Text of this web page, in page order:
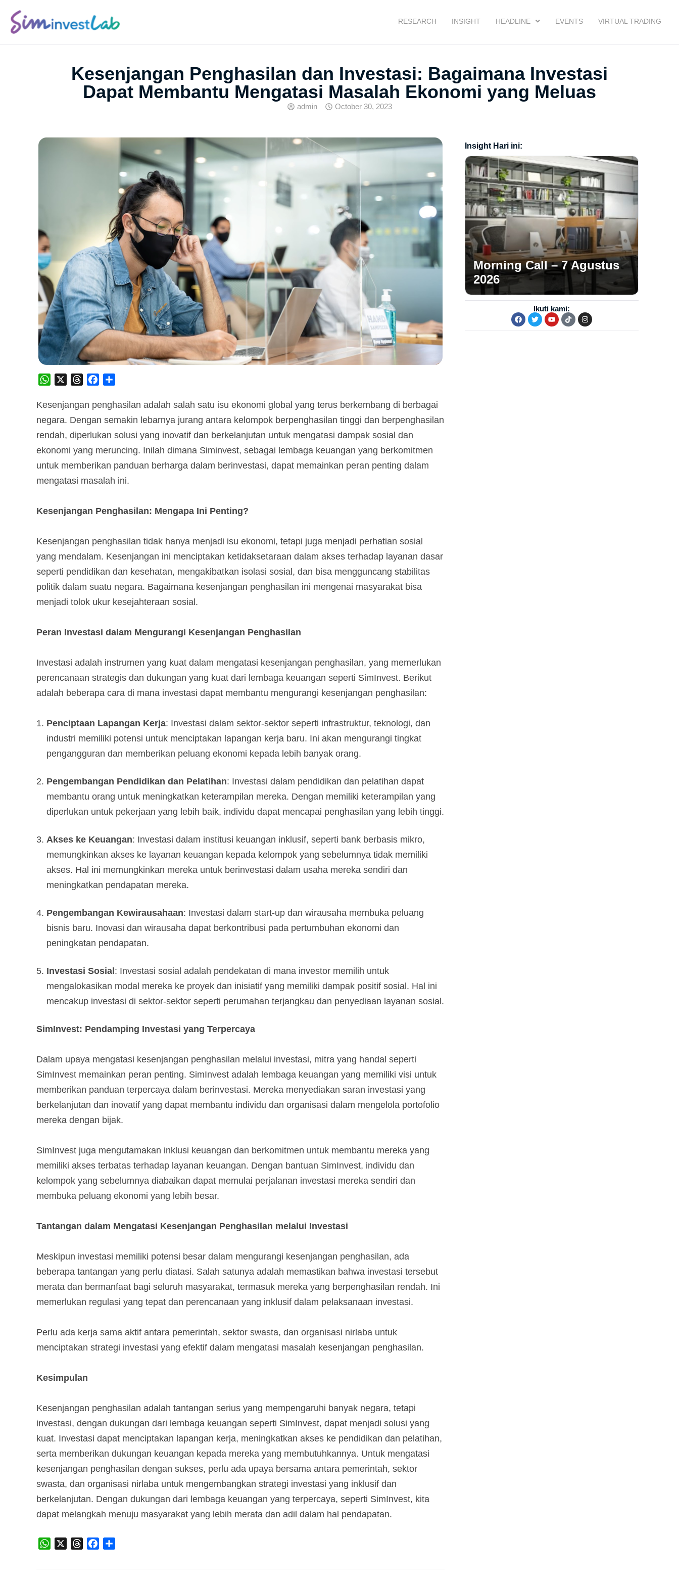
RESEARCH INSIGHT HEADLINE EVENTS VIRTUAL TRADING
Kesenjangan Penghasilan dan Investasi: Bagaimana Investasi
Dapat Membantu Mengatasi Masalah Ekonomi yang Meluas
admin October 30, 2023
WhatsApp ThreadsFacebook
Kesenjangan penghasilan adalah salah satu isu ekonomi global yang terus berkembang di berbagai
negara. Dengan semakin lebarnya jurang antara kelompok berpenghasilan tinggi dan berpenghasilan
rendah, diperlukan solusi yang inovatif dan berkelanjutan untuk mengatasi dampak sosial dan
ekonomi yang meruncing. Inilah dimana Siminvest, sebagai lembaga keuangan yang berkomitmen
untuk memberikan panduan berharga dalam berinvestasi, dapat memainkan peran penting dalam
mengatasi masalah ini.
Kesenjangan Penghasilan: Mengapa Ini Penting?
Kesenjangan penghasilan tidak hanya menjadi isu ekonomi, tetapi juga menjadi perhatian sosial
yang mendalam. Kesenjangan ini menciptakan ketidaksetaraan dalam akses terhadap layanan dasar
seperti pendidikan dan kesehatan, mengakibatkan isolasi sosial, dan bisa mengguncang stabilitas
politik dalam suatu negara. Bagaimana kesenjangan penghasilan ini mengenai masyarakat bisa
menjadi tolok ukur kesejahteraan sosial.
Peran Investasi dalam Mengurangi Kesenjangan Penghasilan
Investasi adalah instrumen yang kuat dalam mengatasi kesenjangan penghasilan, yang memerlukan
perencanaan strategis dan dukungan yang kuat dari lembaga keuangan seperti SimInvest. Berikut
adalah beberapa cara di mana investasi dapat membantu mengurangi kesenjangan penghasilan:
Penciptaan Lapangan Kerja: Investasi dalam sektor-sektor seperti infrastruktur, teknologi, dan
industri memiliki potensi untuk menciptakan lapangan kerja baru. Ini akan mengurangi tingkat
pengangguran dan memberikan peluang ekonomi kepada lebih banyak orang.
Pengembangan Pendidikan dan Pelatihan: Investasi dalam pendidikan dan pelatihan dapat
membantu orang untuk meningkatkan keterampilan mereka. Dengan memiliki keterampilan yang
diperlukan untuk pekerjaan yang lebih baik, individu dapat mencapai penghasilan yang lebih tinggi.
Akses ke Keuangan: Investasi dalam institusi keuangan inklusif, seperti bank berbasis mikro,
memungkinkan akses ke layanan keuangan kepada kelompok yang sebelumnya tidak memiliki
akses. Hal ini memungkinkan mereka untuk berinvestasi dalam usaha mereka sendiri dan
meningkatkan pendapatan mereka.
Pengembangan Kewirausahaan: Investasi dalam start-up dan wirausaha membuka peluang
bisnis baru. Inovasi dan wirausaha dapat berkontribusi pada pertumbuhan ekonomi dan
peningkatan pendapatan.
Investasi Sosial: Investasi sosial adalah pendekatan di mana investor memilih untuk
mengalokasikan modal mereka ke proyek dan inisiatif yang memiliki dampak positif sosial. Hal ini
mencakup investasi di sektor-sektor seperti perumahan terjangkau dan penyediaan layanan sosial.
SimInvest: Pendamping Investasi yang Terpercaya
Dalam upaya mengatasi kesenjangan penghasilan melalui investasi, mitra yang handal seperti
SimInvest memainkan peran penting. SimInvest adalah lembaga keuangan yang memiliki visi untuk
memberikan panduan terpercaya dalam berinvestasi. Mereka menyediakan saran investasi yang
berkelanjutan dan inovatif yang dapat membantu individu dan organisasi dalam mengelola portofolio
mereka dengan bijak.
SimInvest juga mengutamakan inklusi keuangan dan berkomitmen untuk membantu mereka yang
memiliki akses terbatas terhadap layanan keuangan. Dengan bantuan SimInvest, individu dan
kelompok yang sebelumnya diabaikan dapat memulai perjalanan investasi mereka sendiri dan
membuka peluang ekonomi yang lebih besar.
Tantangan dalam Mengatasi Kesenjangan Penghasilan melalui Investasi
Meskipun investasi memiliki potensi besar dalam mengurangi kesenjangan penghasilan, ada
beberapa tantangan yang perlu diatasi. Salah satunya adalah memastikan bahwa investasi tersebut
merata dan bermanfaat bagi seluruh masyarakat, termasuk mereka yang berpenghasilan rendah. Ini
memerlukan regulasi yang tepat dan perencanaan yang inklusif dalam pelaksanaan investasi.
Perlu ada kerja sama aktif antara pemerintah, sektor swasta, dan organisasi nirlaba untuk
menciptakan strategi investasi yang efektif dalam mengatasi masalah kesenjangan penghasilan.
Kesimpulan
Kesenjangan penghasilan adalah tantangan serius yang mempengaruhi banyak negara, tetapi
investasi, dengan dukungan dari lembaga keuangan seperti SimInvest, dapat menjadi solusi yang
kuat. Investasi dapat menciptakan lapangan kerja, meningkatkan akses ke pendidikan dan pelatihan,
serta memberikan dukungan keuangan kepada mereka yang membutuhkannya. Untuk mengatasi
kesenjangan penghasilan dengan sukses, perlu ada upaya bersama antara pemerintah, sektor
swasta, dan organisasi nirlaba untuk mengembangkan strategi investasi yang inklusif dan
berkelanjutan. Dengan dukungan dari lembaga keuangan yang terpercaya, seperti SimInvest, kita
dapat melangkah menuju masyarakat yang lebih merata dan adil dalam hal pendapatan.
WhatsApp ThreadsFacebook
Insight Hari ini:
Morning Call – 7 Agustus
2026
Ikuti kami: